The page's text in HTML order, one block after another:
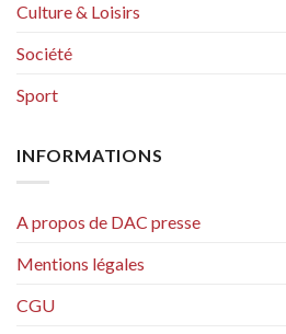
Culture & Loisirs
Société
Sport
INFORMATIONS
A propos de DAC presse
Mentions légales
CGU